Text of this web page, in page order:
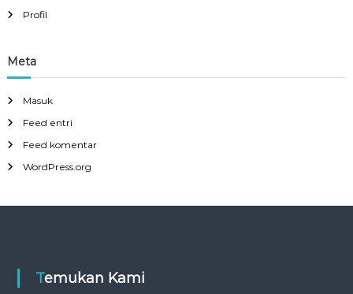
Profil
Meta
Masuk
Feed entri
Feed komentar
WordPress.org
Temukan Kami